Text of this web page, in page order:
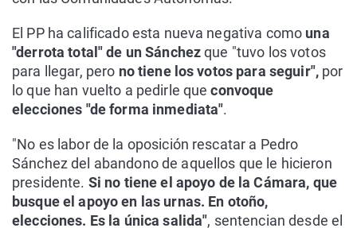
El PP ha calificado esta nueva negativa como una
"derrota total" de un Sánchezque "tuvo los votos
para llegar, pero no tiene los votos para seguir", por
lo que han vuelto a pedirle queconvoque
elecciones "de forma inmediata".
"No es labor de la oposición rescatar a Pedro
Sánchez del abandono de aquellos que le hicieron
presidente. Si no tiene el apoyo de la Cámara, que
busque el apoyo en las urnas. En otoño,
elecciones. Es la única salida", sentencian desde el